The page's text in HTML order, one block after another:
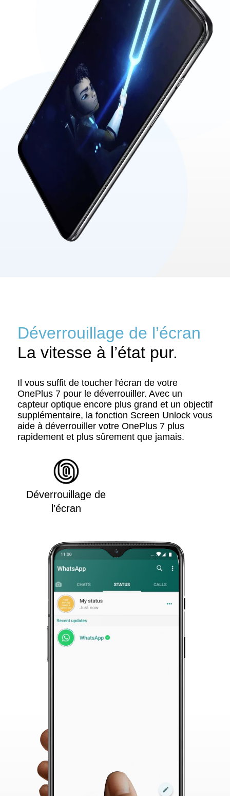
Déverrouillage de l’écran
La vitesse à l’état pur.
Il vous suffit de toucher l'écran de votre
OnePlus 7 pour le déverrouiller. Avec un
capteur optique encore plus grand et un objectif
supplémentaire, la fonction Screen Unlock vous
aide à déverrouiller votre OnePlus 7 plus
rapidement et plus sûrement que jamais.
Déverrouillage de
l’écran